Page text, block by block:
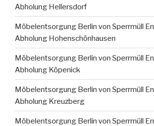
Abholung Hellersdorf
Möbelentsorgung Berlin von Sperrmüll
Abholung Hohenschönhausen
Möbelentsorgung Berlin von Sperrmüll
Abholung Köpenick
Möbelentsorgung Berlin von Sperrmüll
Abholung Kreuzberg
Möbelentsorgung Berlin von Sperrmüll